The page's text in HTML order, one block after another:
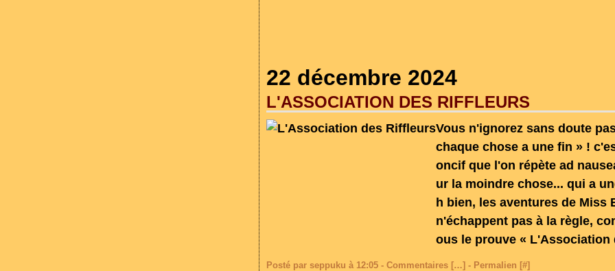
22 décembre 2024
L'ASSOCIATION DES RIFFLEURS
Vous n'ignorez sans doute
chaque chose a une fin » !
oncif que l'on répète ad
ur la moindre chose... qui a
h bien, les aventures de Miss
n'échappent pas à la règle,
ous le prouve « L'Association
Posté par seppuku à 12:05 - Commentaires […] - Permalien [#]